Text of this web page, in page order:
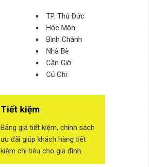
TP. Thủ Đức
Hóc Môn
Bình Chánh
Nhà Bè
Cần Giờ
Củ Chi
Tiết kiệm
Bảng giá tiết kiệm, chính sách
ưu đãi giúp khách hàng tiết
kiệm chi tiêu cho gia đình. .